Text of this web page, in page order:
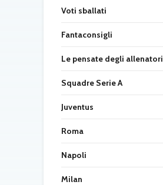
Voti sballati
Fantaconsigli
Le pensate degli allenatori
Squadre Serie A
Juventus
Roma
Napoli
Milan